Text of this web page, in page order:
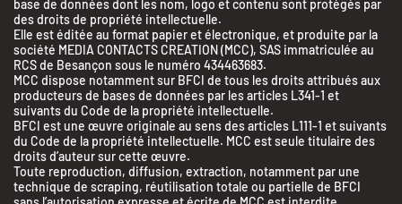
base de données dont les nom, logo et contenu sont protégés par
des droits de propriété intellectuelle.
Elle est éditée au format papier et électronique, et produite par la
société MEDIA CONTACTS CREATION (MCC), SAS immatriculée au
RCS de Besançon sous le numéro 434463683.
MCC dispose notamment sur BFCI de tous les droits attribués aux
producteurs de bases de données par les articles L341-1 et
suivants du Code de la propriété intellectuelle.
BFCI est une œuvre originale au sens des articles L111-1 et suivants
du Code de la propriété intellectuelle. MCC est seule titulaire des
droits d’auteur sur cette œuvre.
Toute reproduction, diffusion, extraction, notamment par une
technique de scraping, réutilisation totale ou partielle de BFCI